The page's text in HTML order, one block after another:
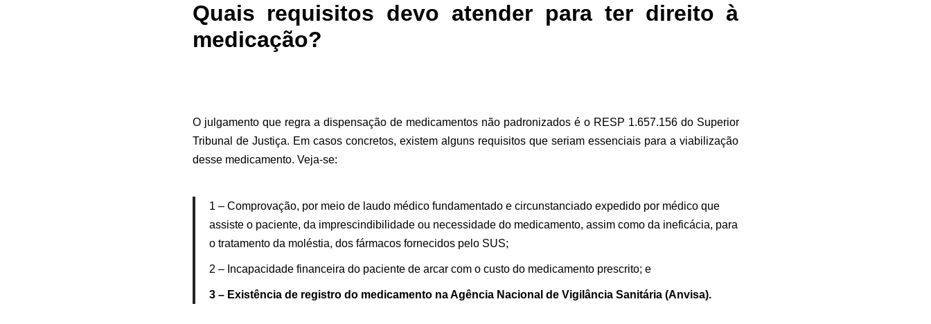
Quais requisitos devo atender para ter direito à
medicação?
O julgamento que regra a dispensação de medicamentos não padronizados é o RESP 1.657.156 do Superior
Tribunal de Justiça. Em casos concretos, existem alguns requisitos que seriam essenciais para a viabilização
desse medicamento. Veja-se:
1 – Comprovação, por meio de laudo médico fundamentado e circunstanciado expedido por médico que
assiste o paciente, da imprescindibilidade ou necessidade do medicamento, assim como da ineficácia, para
o tratamento da moléstia, dos fármacos fornecidos pelo SUS;
2 – Incapacidade financeira do paciente de arcar com o custo do medicamento prescrito; e
3 – Existência de registro do medicamento na Agência Nacional de Vigilância Sanitária (Anvisa).